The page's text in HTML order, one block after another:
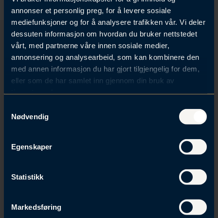
annonser et personlig preg, for å levere sosiale
mediefunksjoner og for å analysere trafikken vår. Vi deler
dessuten informasjon om hvordan du bruker nettstedet
vårt, med partnerne våre innen sosiale medier,
annonsering og analysearbeid, som kan kombinere den
med annen informasjon du har gjort tilgjengelig for dem,
eller som de har samlet inn gjennom din bruk av
Nødvendig
Egenskaper
Statistikk
Markedsføring
Relaterte artikler
Se alle